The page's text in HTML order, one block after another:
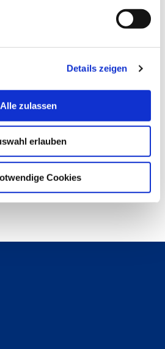
Details zeigen
Alle zulassen
erlauben
Cookies